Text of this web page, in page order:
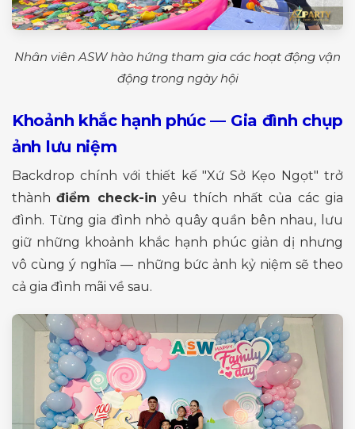
Nhân viên ASW hào hứng tham gia các hoạt động vận
động trong ngày hội
Khoảnh khắc hạnh phúc — Gia đình chụp
ảnh lưu niệm
Backdrop chính với thiết kế "Xứ Sở Kẹo Ngọt" trở
thànhđiểm check-in yêu thích nhất của các gia
đình. Từng gia đình nhỏ quây quần bên nhau, lưu
giữ những khoảnh khắc hạnh phúc giản dị nhưng
vô cùng ý nghĩa — những bức ảnh kỷ niệm sẽ theo
cả gia đình mãi về sau.